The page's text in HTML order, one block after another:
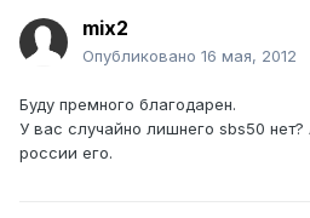
mix2
Опубликовано 16 мая, 2012
Буду премного благодарен.
У вас случайно лишнего sbs50 нет?
россии его.